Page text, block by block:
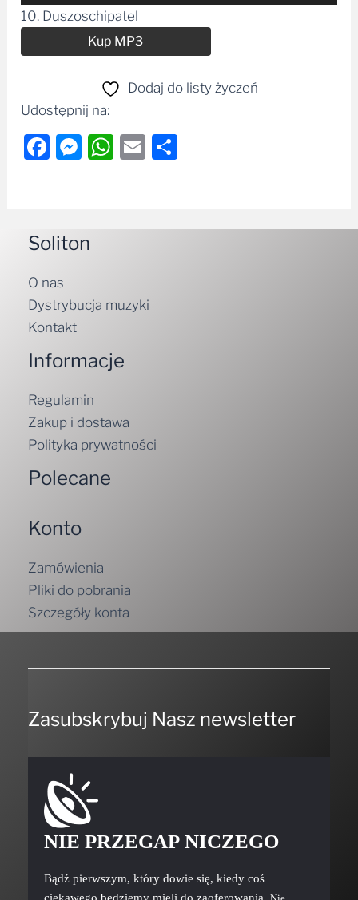
plików
dźwiękowych
10. Duszoschipatel
Kup MP3
Dodaj do listy życzeń
Udostępnij na:
Facebook
Messenger
WhatsApp
Email
Soliton
O nas
Dystrybucja muzyki
Kontakt
Informacje
Regulamin
Zakup i dostawa
Polityka prywatności
Polecane
Konto
Zamówienia
Pliki do pobrania
Szczegóły konta
Zasubskrybuj Nasz newsletter
NIE PRZEGAP NICZEGO
Bądź pierwszym, który dowie się, kiedy coś